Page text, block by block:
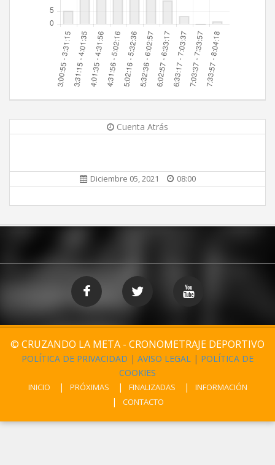
Cuenta Atrás
Diciembre 05, 2021 08:00
© CRUZANDO LA META - CRONOMETRAJE DEPORTIVO
POLÍTICA DE PRIVACIDAD | AVISO LEGAL | POLÍTICA DE
COOKIES
INICIO PRÓXIMAS FINALIZADAS
INFORMACIÓN
CONTACTO